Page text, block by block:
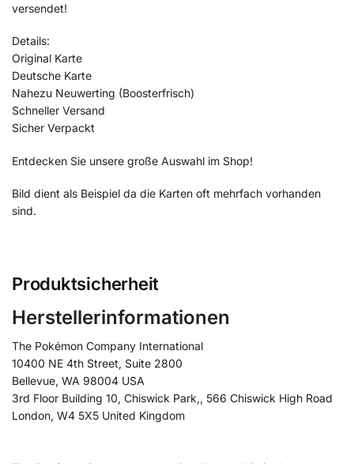
versendet!
Details:
Original Karte
Deutsche Karte
Nahezu Neuwerting (Boosterfrisch)
Schneller Versand
Sicher Verpackt
Entdecken Sie unsere große Auswahl im Shop!
Bild dient als Beispiel da die Karten oft mehrfach vorhanden
sind.
Produktsicherheit
Herstellerinformationen
The Pokémon Company International
10400 NE 4th Street, Suite 2800
Bellevue, WA 98004 USA
3rd Floor Building 10, Chiswick Park,, 566 Chiswick High Road
London, W4 5X5 United Kingdom